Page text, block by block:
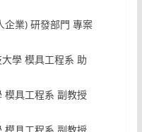
企業) 研發部門 專案
學 模具工程系 助
模具工程系 副教授